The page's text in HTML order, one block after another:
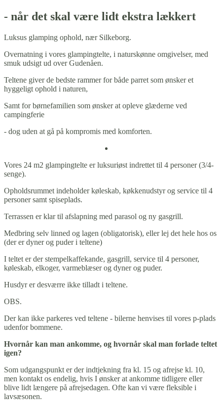
- når det skal være lidt ekstra lækkert
Luksus glamping ophold, nær Silkeborg.
Overnatning i vores glampingtelte, i naturskønne omgivelser, med
smuk udsigt ud over Gudenåen.
Teltene giver de bedste rammer for både parret som ønsker et
hyggeligt ophold i naturen,
Samt for børnefamilien som ønsker at opleve glæderne ved
campingferie
- dog uden at gå på kompromis med komforten.
Vores 24 m2 glampingtelte er luksuriøst indrettet til 4 personer (3/4-
senge).
Opholdsrummet indeholder køleskab, køkkenudstyr og service til 4
personer samt spiseplads.
Terrassen er klar til afslapning med parasol og ny gasgrill.
Medbring selv linned og lagen (obligatorisk), eller lej det hele hos os
(der er dyner og puder i teltene)
I teltet er der stempelkaffekande, gasgrill, service til 4 personer,
køleskab, elkoger, varmeblæser og dyner og puder.
Husdyr er desværre ikke tilladt i teltene.
OBS.
Der kan ikke parkeres ved teltene - bilerne henvises til vores p-plads
udenfor bommene.
Hvornår kan man ankomme, og hvornår skal man forlade teltet
igen?
Som udgangspunkt er der indtjekning fra kl. 15 og afrejse kl. 10,
men kontakt os endelig, hvis I ønsker at ankomme tidligere eller
blive lidt længere på afrejsedagen. Ofte kan vi være fleksible i
lavsæsonen.